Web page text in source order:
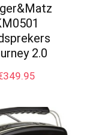
2.0
349.95